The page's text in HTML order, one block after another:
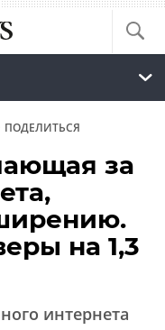
ПОДЕЛИТЬСЯ
за
на 1,3
интернета